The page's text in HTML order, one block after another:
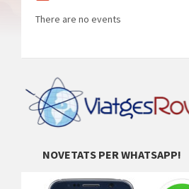
There are no events
NOVETATS PER WHATSAPP!